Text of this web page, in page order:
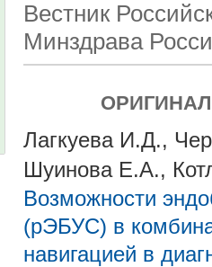
Вестник
Минздрава
Лагкуева И.Д.,
Шуинова Е.А.,
Возможности
(рЭБУС) в
навигацией в